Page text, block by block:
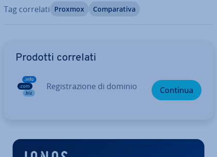
Tag correlati Proxmox Com­pa­ra­ti­va
Prodotti correlati
Re­gi­stra­zio­ne di dominio Continua